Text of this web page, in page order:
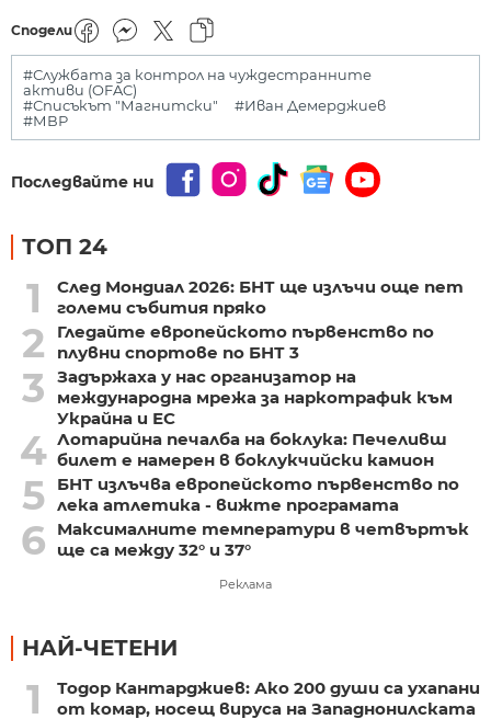
Сподели
#Службата за контрол на чуждестранните
активи (OFAC)
#Списъкът "Магнитски"
#Иван Демерджиев
#МВР
Последвайте ни
ТОП 24
1
След Мондиал 2026: БНТ ще излъчи още пет
големи събития пряко
2
Гледайте европейското първенство по
плувни спортове по БНТ 3
3
Задържаха у нас организатор на
международна мрежа за наркотрафик към
Украйна и ЕС
4 Лотарийна печалба на боклука: Печеливш
билет е намерен в боклукчийски камион
5
БНТ излъчва европейското първенство по
лека атлетика - вижте програмата
6
Максималните температури в четвъртък
ще са между 32° и 37°
Реклама
НАЙ-ЧЕТЕНИ
1
Тодор Кантарджиев: Ако 200 души са ухапани
от комар, носещ вируса на Западнонилската